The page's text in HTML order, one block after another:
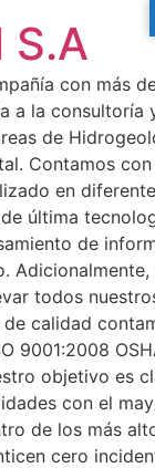
S.A
con más
a la consultoría
de
Contamos
en
última
de
todos
calidad
9001:2008
objetivo es
con el
de los más
cero